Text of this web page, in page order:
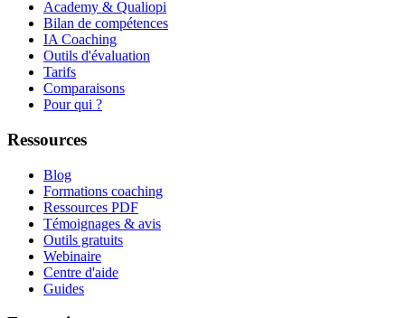
Academy & Qualiopi
Bilan de compétences
IA Coaching
Outils d'évaluation
Tarifs
Comparaisons
Pour qui ?
Ressources
Blog
Formations coaching
Ressources PDF
Témoignages & avis
Outils gratuits
Webinaire
Centre d'aide
Guides